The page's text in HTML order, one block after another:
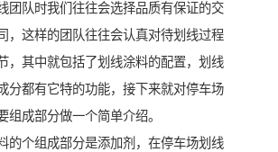
团队时我们往往会选择品质有保证的交
，这样的团队往往会认真对待划线过程
，其中就包括了划线涂料的配置，划线
分都有它特的功能，接下来就对停车场
组成部分做一个简单介绍。
的个组成部分是添加剂，在停车场划线